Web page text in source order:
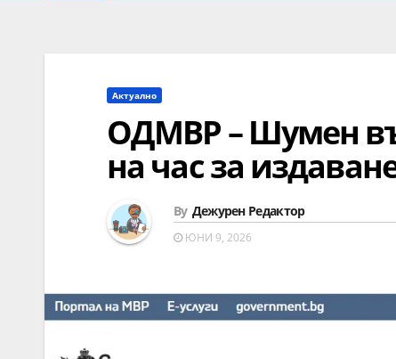
Актуално
ОДМВР – Шумен
на час за
By Дежурен Редактор
ЮНИ 9, 2026